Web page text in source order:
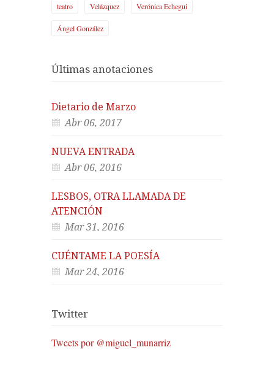
teatro Velázquez Verónica Echegui
Ángel González
Últimas anotaciones
Dietario de Marzo
Abr 06, 2017
NUEVA ENTRADA
Abr 06, 2016
LESBOS, OTRA LLAMADA DE
ATENCIÓN
Mar 31, 2016
CUÉNTAME LA POESÍA
Mar 24, 2016
Twitter
Tweets por @miguel_munarriz